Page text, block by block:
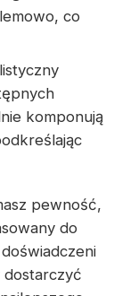
co
komponują
pewność,
do
dostarczyć